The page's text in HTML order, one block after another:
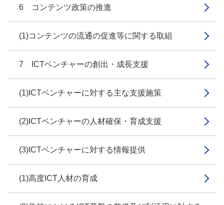
6 コンテンツ政策の推進
(1)コンテンツの流通の促進等に関する取組
7 ICTベンチャーの創出・成長支援
(1)ICTベンチャーに対する主な支援施策
(2)ICTベンチャーの人材確保・育成支援
(3)ICTベンチャーに対する情報提供
(1)高度ICT人材の育成